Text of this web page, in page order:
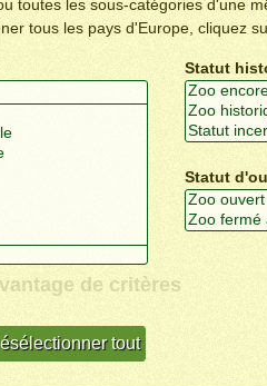
toutes les sous-catégories d'une
tous les pays d'Europe, cliquez
Statut
Statut
de critères